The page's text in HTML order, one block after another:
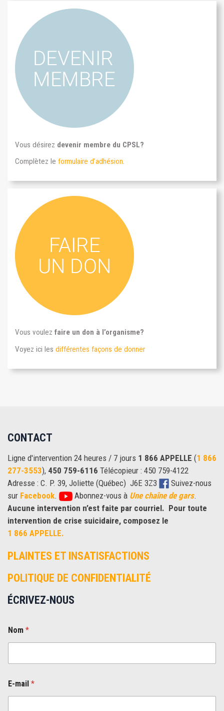
Vous désirez devenir membre du CPSL?
Complètez le formulaire d’adhésion.
Vous voulez faire un don à l’organisme?
Voyez ici les différentes façons de donner
CONTACT
Ligne d'intervention 24 heures / 7 jours 1 866 APPELLE (1 866
277-3553), 450 759-6116 Télécopieur : 450 759-4122
Adresse : C. P. 39, Joliette (Québec) J6E 3Z3
Suivez-nous
sur Facebook. Abonnez-vous à Une chaîne de gars.
Aucune intervention n’est faite par courriel. Pour toute
intervention de crise suicidaire, composez le
1 866 APPELLE.
PLAINTES ET INSATISFACTIONS
POLITIQUE DE CONFIDENTIALITÉ
ÉCRIVEZ-NOUS
N
o
Nom *
E-mail *